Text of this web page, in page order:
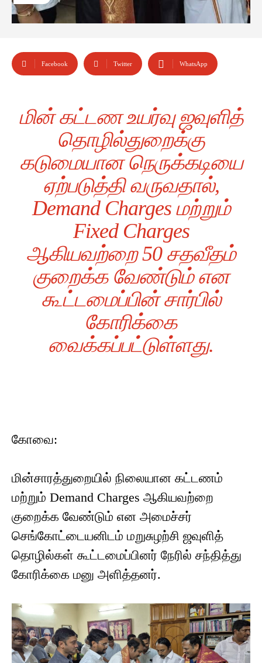
Facebook Twitter WhatsApp
மின் கட்டண உயர்வு ஜவுளித்
தொழில்துறைக்கு
கடுமையான நெருக்கடியை
ஏற்படுத்தி வருவதால்,
Demand Charges மற்றும்
Fixed Charges
ஆகியவற்றை 50 சதவீதம்
குறைக்க வேண்டும் என
கூட்டமைப்பின் சார்பில்
கோரிக்கை
வைக்கப்பட்டுள்ளது.
கோவை:
மின்சாரத்துறையில் நிலையான கட்டணம்
மற்றும் Demand Charges ஆகியவற்றை
குறைக்க வேண்டும் என அமைச்சர்
செங்கோட்டையனிடம் மறுசுழற்சி ஜவுளித்
தொழில்கள் கூட்டமைப்பினர் நேரில் சந்தித்து
கோரிக்கை மனு அளித்தனர்.